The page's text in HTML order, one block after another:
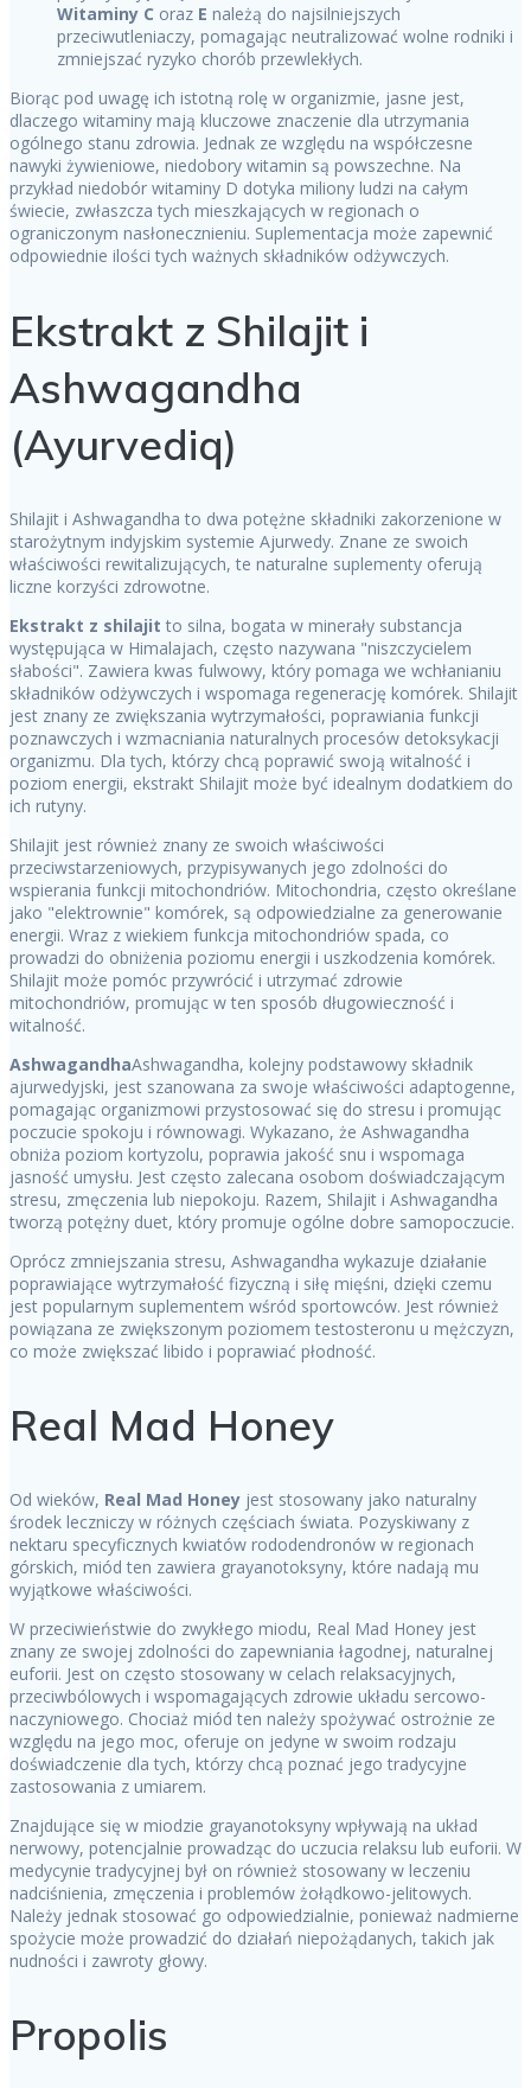
Witaminy C oraz E należą do najsilniejszych
przeciwutleniaczy, pomagając neutralizować wolne rodniki i
zmniejszać ryzyko chorób przewlekłych.
Biorąc pod uwagę ich istotną rolę w organizmie, jasne jest,
dlaczego witaminy mają kluczowe znaczenie dla utrzymania
ogólnego stanu zdrowia. Jednak ze względu na współczesne
nawyki żywieniowe, niedobory witamin są powszechne. Na
przykład niedobór witaminy D dotyka miliony ludzi na całym
świecie, zwłaszcza tych mieszkających w regionach o
ograniczonym nasłonecznieniu. Suplementacja może zapewnić
odpowiednie ilości tych ważnych składników odżywczych.
Ekstrakt z Shilajit i
Ashwagandha
(Ayurvediq)
Shilajit i Ashwagandha to dwa potężne składniki zakorzenione w
starożytnym indyjskim systemie Ajurwedy. Znane ze swoich
właściwości rewitalizujących, te naturalne suplementy oferują
liczne korzyści zdrowotne.
Ekstrakt z shilajit to silna, bogata w minerały substancja
występująca w Himalajach, często nazywana "niszczycielem
słabości". Zawiera kwas fulwowy, który pomaga we wchłanianiu
składników odżywczych i wspomaga regenerację komórek. Shilajit
jest znany ze zwiększania wytrzymałości, poprawiania funkcji
poznawczych i wzmacniania naturalnych procesów detoksykacji
organizmu. Dla tych, którzy chcą poprawić swoją witalność i
poziom energii, ekstrakt Shilajit może być idealnym dodatkiem do
ich rutyny.
Shilajit jest również znany ze swoich właściwości
przeciwstarzeniowych, przypisywanych jego zdolności do
wspierania funkcji mitochondriów. Mitochondria, często określane
jako "elektrownie" komórek, są odpowiedzialne za generowanie
energii. Wraz z wiekiem funkcja mitochondriów spada, co
prowadzi do obniżenia poziomu energii i uszkodzenia komórek.
Shilajit może pomóc przywrócić i utrzymać zdrowie
mitochondriów, promując w ten sposób długowieczność i
witalność.
AshwagandhaAshwagandha, kolejny podstawowy składnik
ajurwedyjski, jest szanowana za swoje właściwości adaptogenne,
pomagając organizmowi przystosować się do stresu i promując
poczucie spokoju i równowagi. Wykazano, że Ashwagandha
obniża poziom kortyzolu, poprawia jakość snu i wspomaga
jasność umysłu. Jest często zalecana osobom doświadczającym
stresu, zmęczenia lub niepokoju. Razem, Shilajit i Ashwagandha
tworzą potężny duet, który promuje ogólne dobre samopoczucie.
Oprócz zmniejszania stresu, Ashwagandha wykazuje działanie
poprawiające wytrzymałość fizyczną i siłę mięśni, dzięki czemu
jest popularnym suplementem wśród sportowców. Jest również
powiązana ze zwiększonym poziomem testosteronu u mężczyzn,
co może zwiększać libido i poprawiać płodność.
Real Mad Honey
Od wieków, Real Mad Honey jest stosowany jako naturalny
środek leczniczy w różnych częściach świata. Pozyskiwany z
nektaru specyficznych kwiatów rododendronów w regionach
górskich, miód ten zawiera grayanotoksyny, które nadają mu
wyjątkowe właściwości.
W przeciwieństwie do zwykłego miodu, Real Mad Honey jest
znany ze swojej zdolności do zapewniania łagodnej, naturalnej
euforii. Jest on często stosowany w celach relaksacyjnych,
przeciwbólowych i wspomagających zdrowie układu sercowo-
naczyniowego. Chociaż miód ten należy spożywać ostrożnie ze
względu na jego moc, oferuje on jedyne w swoim rodzaju
doświadczenie dla tych, którzy chcą poznać jego tradycyjne
zastosowania z umiarem.
Znajdujące się w miodzie grayanotoksyny wpływają na układ
nerwowy, potencjalnie prowadząc do uczucia relaksu lub euforii. W
medycynie tradycyjnej był on również stosowany w leczeniu
nadciśnienia, zmęczenia i problemów żołądkowo-jelitowych.
Należy jednak stosować go odpowiedzialnie, ponieważ nadmierne
spożycie może prowadzić do działań niepożądanych, takich jak
nudności i zawroty głowy.
Propolis